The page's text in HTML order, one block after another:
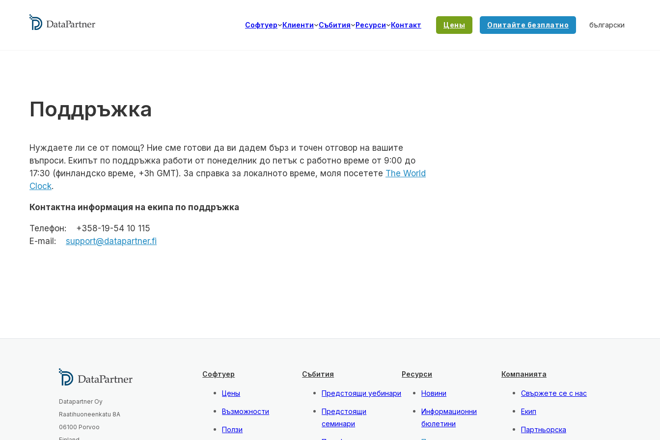
Софтуер Клиенти Събития Ресурси Контакт Цены Опитайте безплатно
Поддръжка
Нуждаете ли се от помощ? Ние сме готови да ви дадем бърз и точен отговор на вашите
въпроси. Екипът по поддръжка работи от понеделник до петък с работно време от 9:00 до
17:30 (финландско време, +3h GMT). За справка за локалното време, моля посетете The World
Clock.
Контактна информация на екипа по поддръжка
Телефон: +358-19-54 10 115
E-mail: support@datapartner.fi
Datapartner Oy
Raatihuoneenkatu 8A
06100 Porvoo
Софтуер
Цены
Възможности
Ползи
Събития
Предстоящи уебинари
Предстоящи
семинари
Ресурси
Новини
Информационни
бюлетини
Компанията
Свържете се с нас
Екип
Партньорска